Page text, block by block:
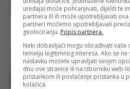
uređaja) može pohranjivati, dijeliti te
partnera ili ih može upotrebljavati ova
partneri možemo upotrebljavati
geolociranju. Popis partnera.
Neki dobavljači mogu obrađivati vaše
temelju legitimnog interesa. Ako se ne
nastavku možete upravljati svojim
dnu ove stranice ili na izborniku web-
pristankom ili povlačenje pristanka u
kolačića.